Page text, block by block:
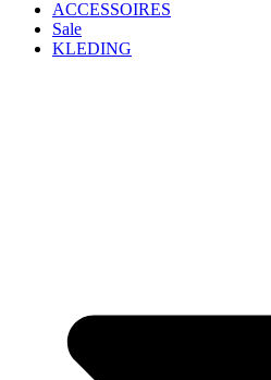
ACCESSOIRES
Sale
KLEDING